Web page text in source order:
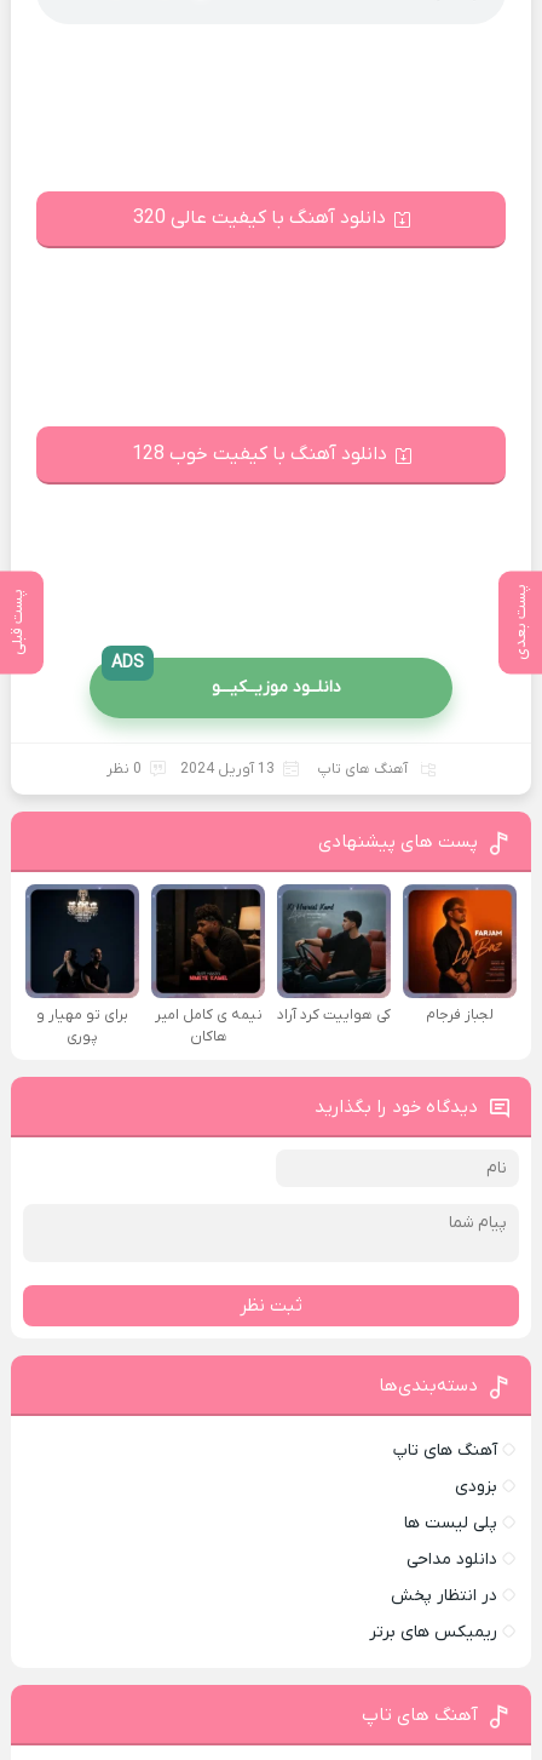
پست بعدی پست قبلی
دانلود آهنگ با کیفیت عالی 320
دانلود آهنگ با کیفیت خوب 128
دانلــود موزیــکیـــو
ADS
آهنگ های تاپ 13 آوریل 2024 0 نظر
پست های پیشنهادی
لجباز فرجام کی هواییت کرد آراد
نیمه ی کامل امیر
هاکان
برای تو مهیار و
پوری
دیدگاه خود را بگذارید
ثبت نظر
دسته‌بندی‌ها
آهنگ های تاپ
بزودی
پلی لیست ها
دانلود مداحی
در انتظار پخش
ریمیکس های برتر
آهنگ های تاپ